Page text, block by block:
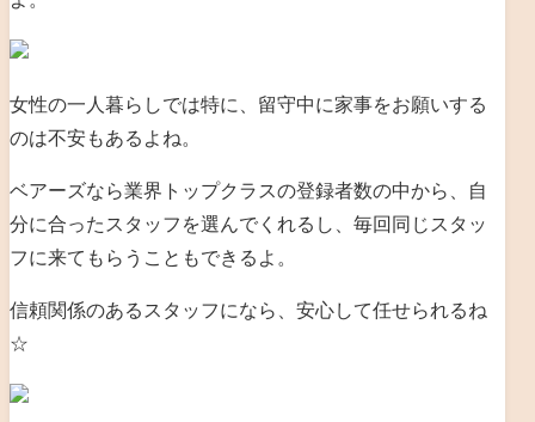
女性の一人暮らしでは特に、留守中に家事をお願いする
のは不安もあるよね。
ベアーズなら業界トップクラスの登録者数の中から、自
分に合ったスタッフを選んでくれるし、毎回同じスタッ
フに来てもらうこともできるよ。
信頼関係のあるスタッフになら、安心して任せられるね
☆